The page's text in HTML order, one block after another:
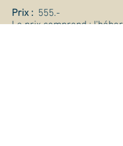
Prix : 555.-
Le prix comprend :